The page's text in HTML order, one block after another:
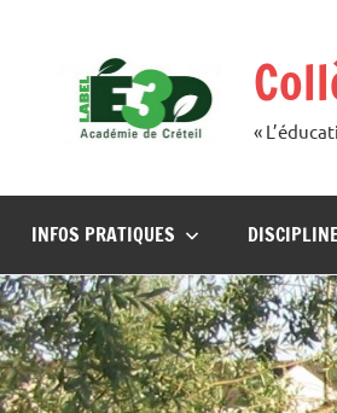
«
INFOS PRATIQUES